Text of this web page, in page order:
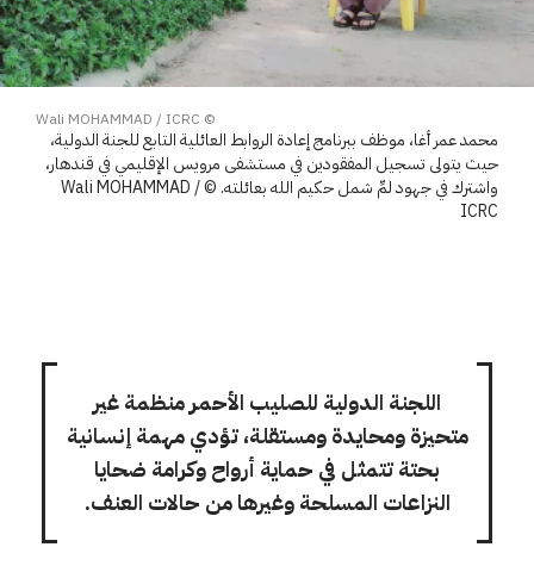
© Wali MOHAMMAD / ICRC
محمد عمر أغا، موظف ببرنامج إعادة الروابط العائلية التابع للجنة الدولية،
حيث يتولى تسجيل المفقودين في مستشفى مرويس الإقليمي في قندهار،
واشترك في جهود لمِّ شمل حكيم الله بعائلته. © Wali MOHAMMAD /
ICRC
اللجنة الدولية للصليب الأحمر منظمة غير
متحيزة ومحايدة ومستقلة، تؤدي مهمة إنسانية
بحتة تتمثل في حماية أرواح وكرامة ضحايا
النزاعات المسلحة وغيرها من حالات العنف.